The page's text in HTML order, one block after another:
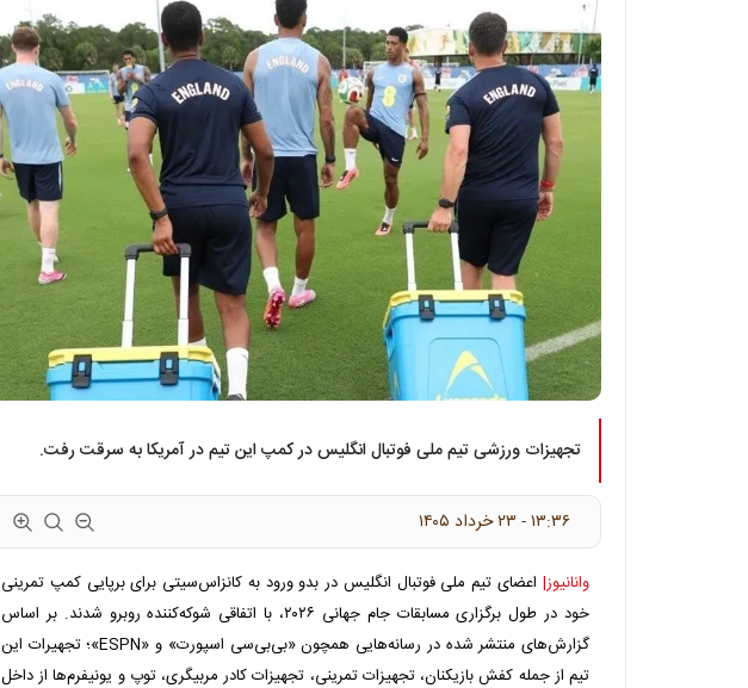
تجهیزات ورزشی تیم ملی فوتبال انگلیس در کمپ این تیم در آمریکا به سرقت رفت.
۱۳:۳۶ - ۲۳ خرداد ۱۴۰۵
وانانیوز| اعضای تیم ملی فوتبال انگلیس در بدو ورود به کانزاس‌سیتی برای برپایی کمپ تمرینی
خود در طول برگزاری مسابقات جام جهانی ۲۰۲۶، با اتفاقی شوکه‌کننده روبرو شدند. بر اساس
گزارش‌های منتشر شده در رسانه‌هایی همچون «بی‌بی‌سی‌ اسپورت» و «ESPN»؛ تجهیرات این
تیم از جمله کفش بازیکنان، تجهیزات تمرینی، تجهیزات کادر مربیگری، توپ و یونیفرم‌ها از داخل